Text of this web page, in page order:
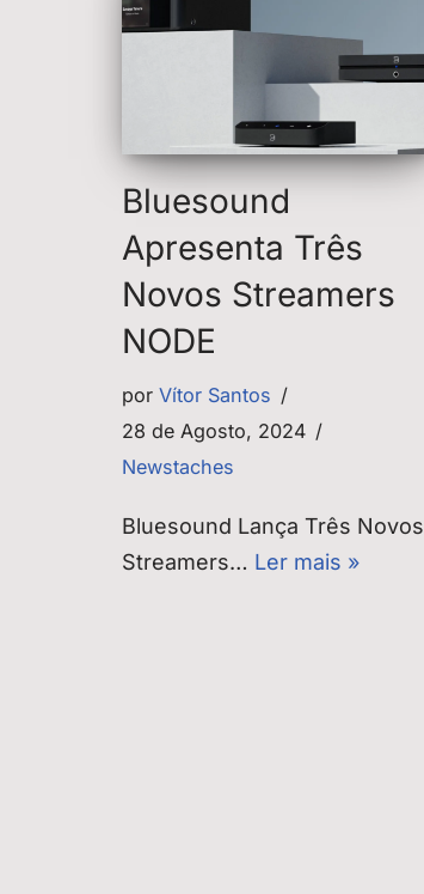
Bluesound
Apresenta Três
Novos Streamers
NODE
por Vítor Santos
28 de Agosto, 2024
Newstaches
Bluesound Lança Três Novos
Streamers… Ler mais »